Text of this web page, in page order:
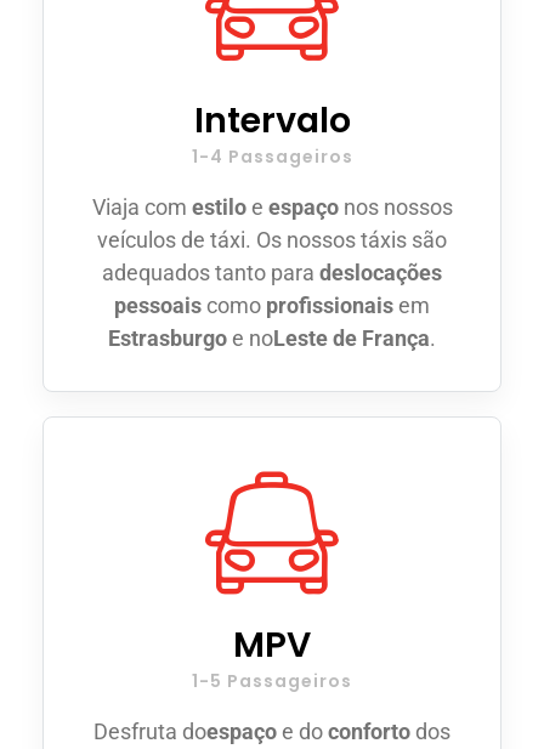
Intervalo
1-4 Passageiros
Viaja com estiloe espaçonos nossos
veículos de táxi. Os nossos táxis são
adequados tanto para deslocações
pessoais como profissionaisem
Estrasburgoe noLeste de França.
MPV
1-5 Passageiros
Desfruta doespaçoe doconforto dos